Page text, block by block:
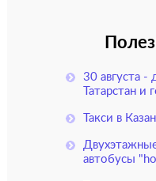
30 августа -
Татарстан и
Такси в
автобусы